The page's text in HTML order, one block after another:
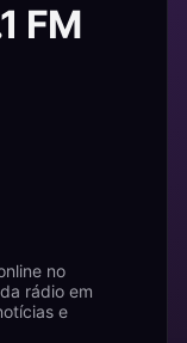
FM
no
rádio em
e